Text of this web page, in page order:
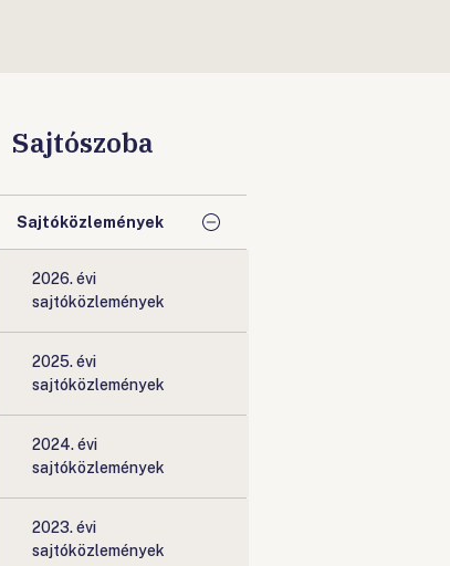
Sajtószoba
Sajtóközlemények
2026. évi
sajtóközlemények
2025. évi
sajtóközlemények
2024. évi
sajtóközlemények
2023. évi
sajtóközlemények